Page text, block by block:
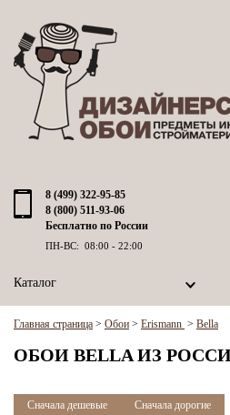
8 (499) 322-95-85
8 (800) 511-93-06
Бесплатно по России
ПН-ВС: 08:00 - 22:00
Каталог
Главная страница > Обои > Erismann > Bella
ОБОИ BELLA ИЗ
Сначала дешевые Сначала дорогие